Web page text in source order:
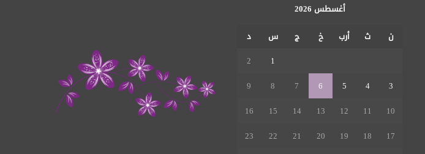
أغسطس 2026
ن
ث أرب خ ج س
د
1
2
3
4
5
6
7
8
9
10
11
12
13
14
15
16
17
18
19
20
21
22
23